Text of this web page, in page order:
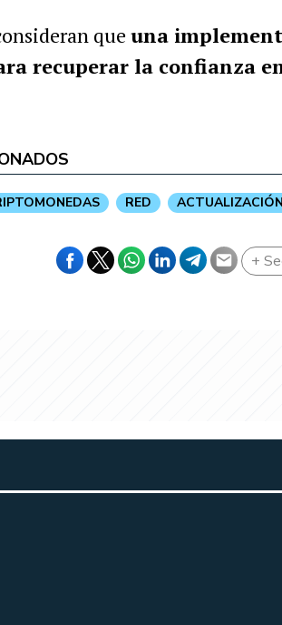
que una
recuperar la confianza
RED ACTUALIZACIÓN
+